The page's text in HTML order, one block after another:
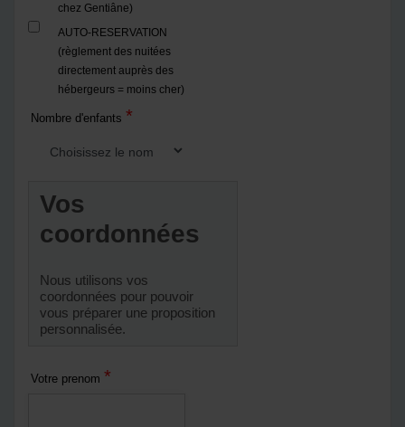
chez Gentiâne)
AUTO-RESERVATION
(règlement des nuitées
directement auprès des
hébergeurs = moins cher)
Nombre d'enfants *
Vos
coordonnées
Nous utilisons vos
coordonnées pour pouvoir
vous préparer une proposition
personnalisée.
Votre prenom *